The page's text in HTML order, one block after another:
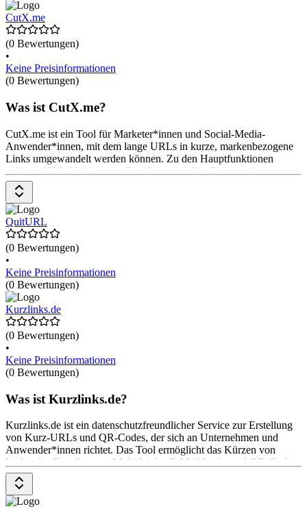
CutX.me
(0 Bewertungen)
•
Keine Preisinformationen
(0 Bewertungen)
Was ist CutX.me?
CutX.me ist ein Tool für Marketer*innen und Social-Media-
Anwender*innen, mit dem lange URLs in kurze, markenbezogene
Links umgewandelt werden können. Zu den Hauptfunktionen
gehören URL-Verkürzung, Erstellung von Bio-Pages und
anpassbare QR-Codes. Zusätzliche Features sind Analysen, A/B-
Tests und Deep Links. CutX.me bietet ein kostenloses Modell mit
optionalen kostenpflichtigen Upgrades für erweiterte Funktionen.
QuitURL
(0 Bewertungen)
•
Keine Preisinformationen
(0 Bewertungen)
Kurzlinks.de
(0 Bewertungen)
•
Keine Preisinformationen
(0 Bewertungen)
Was ist Kurzlinks.de?
Kurzlinks.de ist ein datenschutzfreundlicher Service zur Erstellung
von Kurz-URLs und QR-Codes, der sich an Unternehmen und
Anwender*innen richtet. Das Tool ermöglicht das Kürzen von
Links, das Erstellen von Multi-Links, E-Mail-Links und QR-Codes.
Sicherheitsfunktionen umfassen Malware-Prüfungen und
Passwortschutz. Die Preisgestaltung ist transparent und bietet
verschiedene Optionen, die je nach Nutzung variieren.